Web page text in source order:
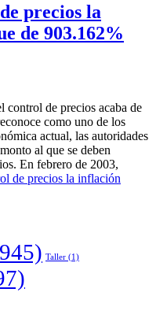
precios la
de 903.162%
de precios acaba de
como uno de los
actual, las autoridades
al que se deben
En febrero de 2003,
de precios la inflación
Taller (1)